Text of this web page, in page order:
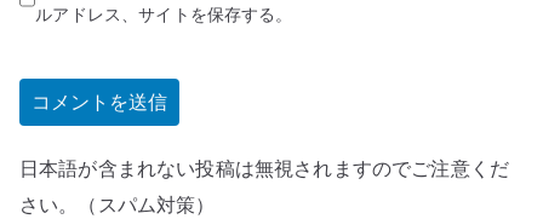
ルアドレス、サイトを保存する。
日本語が含まれない投稿は無視されますのでご注意くだ
さい。（スパム対策）